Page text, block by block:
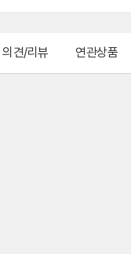
의견/리뷰 연관상품